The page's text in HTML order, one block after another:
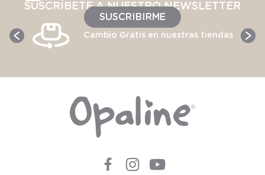
SUSCRÍBETE A NUESTRO NEWSLETTER
SUSCRIBIRME
Cambio Gratis en nuestras tiendas